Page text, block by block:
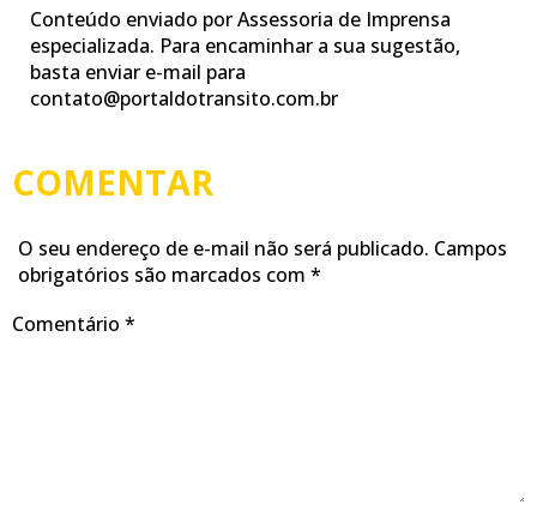
Conteúdo enviado por Assessoria de Imprensa
especializada. Para encaminhar a sua sugestão,
basta enviar e-mail para
contato@portaldotransito.com.br
COMENTAR
O seu endereço de e-mail não será publicado. Campos
obrigatórios são marcados com *
Comentário *